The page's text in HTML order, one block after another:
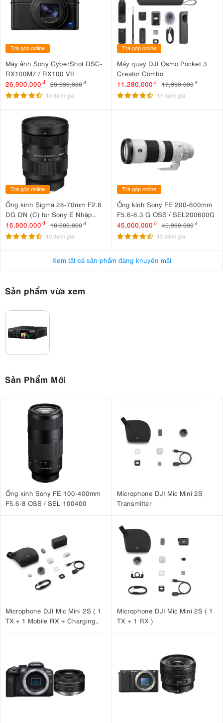
Trả góp online
Máy ảnh Sony CyberShot DSC-
RX100M7 / RX100 VII
26,900,000 đ 28,990,000đ
10 đánh giá
Trả góp online
Máy quay DJI Osmo Pocket 3
Creator Combo
11,280,000 đ 17,990,000 đ
17 đánh giá
Trả góp online
Ống kính Sigma 28-70mm F2.8
DG DN (C) for Sony E Nhập
khẩu
16,800,000 đ 18,000,000đ
10 đánh giá
Trả góp online
Ống kính Sony FE 200-600mm
F5.6-6.3 G OSS / SEL200600G
45,000,000 đ 45,990,000 đ
13 đánh giá
Xem tất cả sản phẩm đang khuyến mãi
Sản phẩm vừa xem
Sản Phẩm Mới
Ống kính Sony FE 100-400mm
F5.6-8 OSS / SEL 100400
Microphone DJI Mic Mini 2S
Transmitter
Microphone DJI Mic Mini 2S ( 1
TX + 1 Mobile RX + Charging
Microphone DJI Mic Mini 2S ( 1
TX + 1 RX )